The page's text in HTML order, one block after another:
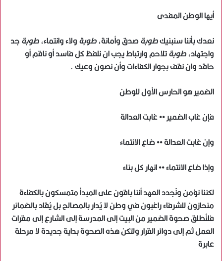
أيها الوطن المفدى
نعدك بأننا سنبنيكطوبةصدق وأمانة،طوبةولاء وانتماء،طوبةجد
واجتهاد،طوبةتلاحم وارتباط يجب ان نلفظ كل فاسد أو ناقم أو
حاقد وان نقف بجوار الكفاءات وأن نصون وعيك .
الضمير هو الحارس الأول للوطن
فإن غاب الضمير •• غابت العدالة
وإن غابت العدالة •• ضاع الانتماء
وإذا ضاع الانتماء •• انهار كل بناء
لكننا نؤمن ونُجدد العهد أننا باقون على المبدأ متمسكون بالكفاءة
منحازون للشرفاء راغبون في وطن لا يُدار بالمصالح بل يُقاد بالضمائر
فلنُطلق صحوة الضمير من البيت إلى المدرسة إلى الشارع إلى مقرات
العمل ثم إلى دوائر القرار ولتكن هذه الصحوة بداية جديدة لا مرحلة
عابرة